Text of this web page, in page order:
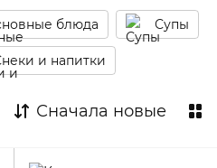
блюда Супы
и напитки
Сначала новые